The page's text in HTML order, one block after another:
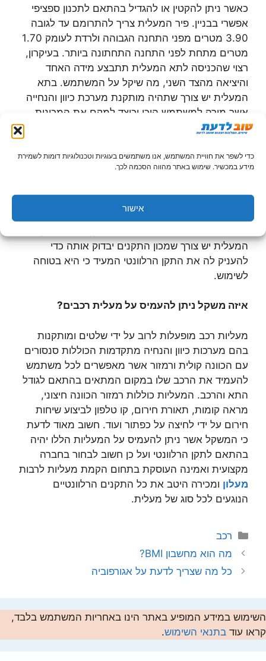
כדי לשפר את חוויית המשתמש, אנו משתמשים בעוגיות וטכנולוגיות דומות לשמירת
מידע במכשיר. שימוש באתר מהווה הסכמה לכך.
אישור
כאשר ניתן להקטין או להגדיל בהתאם לתכנון ספציפי
אפשרי בבניין. פיר המעלית צריך להתרומם עד לגובה
3.90 מטרים מפני התחנה הגבוהה ולרדת לעומק 1.70
מטרים מתחת לפני התחנה התחתונה ביותר. בעיקרון,
רצוי שהכניסה לתא המעלית תתבצע מידה האחד
והיציאה מהצד השני, מה שיקל על המשתמש. בתא
המעלית יש צורך שתהיה מותקנת מערכת כיוון והנחייה
אשר מורה למשתמש היכן וכיצד למקם את המכונית
בצורה נכונה בתוך המעלית. חשוב מאוד להקים את
המעלית בהתאם לתקנים הנדרשים ויש צורך לוודא מול
החברה המבצעת את התקנת המעלית האם היא
מודעת היטב לכל התקנים הקבועים בחוק הנוגעים
המעלית יש צורך שמכון התקנים יבדוק אותה כדי
להעניק לה את התקן הרלוונטי המעיד כי היא בטוחה
לשימוש.
איזה משקל ניתן להעמיס על מעלית רכבים?
מעליות רכב מופעלות לרוב על ידי שלטים ומותקנות
בהם מערכות כיוון והנחיה מתקדמות הכוללות סנסורים
עם הכוונה קולית ורמזור אשר מאפשרים לכל משתמש
להעמיד את הרכב שלו במקום המתאים בהתאם לגודל
התא והרכב. המעליות כוללות רמזור הכוונה חיצוני,
מראה קומות, תאורת חירום, קו טלפון לביצוע שיחות
חירום על ידי לחיצה על כפתור ועוד. חשוב מאוד לדעת
כי המשקל אשר ניתן להעמיס על המעליות הללו יהיה
בהתאם לתקן הרלוונטי ועל כן חשוב לבחור בחברה
מקצועית ואמינה העוסקת בתחום הקמת מעליות לרבות
מעלון ומכירה היטב את כל התקנים הרלוונטיים
הנוגעים לכל סוג של מעלית.
קטגוריות
רכב
מה הוא מחשבון BMI?
כל מה שצריך לדעת על אגורפוביה
השימוש במידע המופיע באתר הינו באחריות המשתמש בלבד,
קראו עוד בתנאי השימוש.